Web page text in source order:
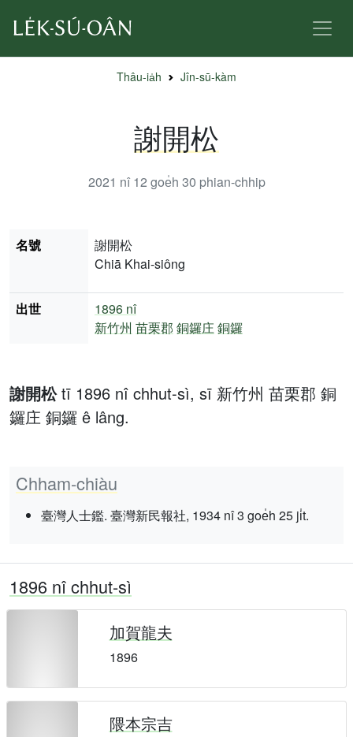
Thâu-ia̍h Jîn-sū-kàm
謝開松
2021 nî 12 goe̍h 30 phian-chhip
謝開松tī 1896 nî chhut-sì, sī 新竹州 苗栗郡 銅
鑼庄 銅鑼 ê lâng.
Chham-chiàu
臺灣人士鑑. 臺灣新民報社, 1934 nî 3 goe̍h 25 ji̍t.
名號
謝開松
Chiā Khai-siông
出世
1896 nî
新竹州 苗栗郡 銅鑼庄銅鑼
1896 nî chhut-sì
加賀龍夫
1896
隈本宗吉